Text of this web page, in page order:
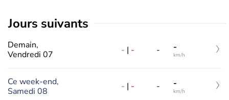
jours suivants
Demain,
Vendredi 07
- | - - -
km/h
Ce week-end,
Samedi 08
- | - - -
km/h